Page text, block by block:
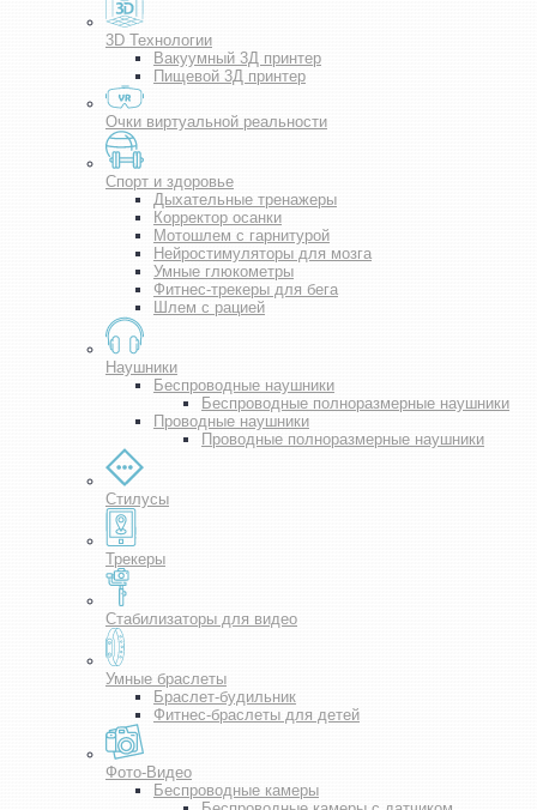
3D Технологии
Вакуумный 3Д принтер
Пищевой 3Д принтер
Очки виртуальной реальности
Спорт и здоровье
Дыхательные тренажеры
Корректор осанки
Мотошлем с гарнитурой
Нейростимуляторы для мозга
Умные глюкометры
Фитнес-трекеры для бега
Шлем с рацией
Наушники
Беспроводные наушники
Беспроводные полноразмерные наушники
Проводные наушники
Проводные полноразмерные наушники
Стилусы
Трекеры
Стабилизаторы для видео
Умные браслеты
Браслет-будильник
Фитнес-браслеты для детей
Фото-Видео
Беспроводные камеры